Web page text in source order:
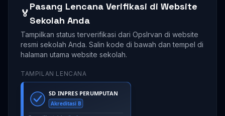
🏅
Pasang Lencana Verifikasi di Website
Sekolah Anda
Tampilkan status terverifikasi dari OpsIrvan di website
resmi sekolah Anda. Salin kode di bawah dan tempel di
halaman utama website sekolah.
TAMPILAN LENCANA